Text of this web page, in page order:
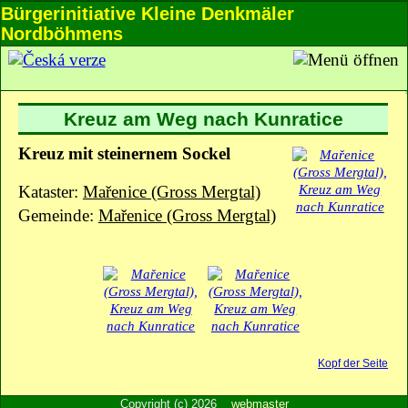
Bürgerinitiative Kleine Denkmäler
Nordböhmens
Kreuz am Weg nach Kunratice
Kreuz mit steinernem Sockel
Kataster: Mařenice (Gross Mergtal)
Gemeinde: Mařenice (Gross Mergtal)
Kopf der Seite
Copyright (c) 2026 webmaster